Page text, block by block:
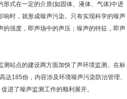
式在一定的介质(如固体、液体、气体)中进
时，就形成噪声污染。只有实现科学的噪声
强度，即声场中的声压；噪声的特征，即声
站点的建设两方面加快了声环境监测。在标
185份，内容涉及环境噪声污染防治管理、
进了噪声监测工作的顺利展开。